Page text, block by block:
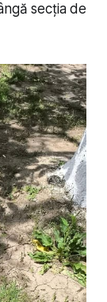
secția de